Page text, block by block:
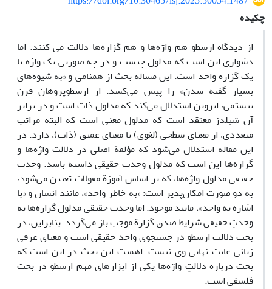
چکیده
از دیدگاه ارسطو هم واژه‌ها و هم گزاره‌ها دلالت می کنند. اما
دشواری این است که مدلول چیست و در چه صورتی یک واژه‌ یا
یک گزاره‌ واحد است. این مساله بحث از همنامی و «به شیوه‌های
بسیار گفته شدن» را پیش می‌کشد. از ارسطوپژوهان قرن
بیستمی، ایروین استدلال می‌کند که مدلول ذات است و در برابرِ
آن شیلدز معتقد است که مدلول معنی است که البته مراتب
متعددی، از معنای سطحی (لغوی) تا معنای عمیق (ذات)، دارد. در
این مقاله استدلال می‌شود که مؤلفة اصلی در دلالتِ واژه‌ها و
گزاره‌ها این است که مدلول وحدت حقیقی داشته باشد. وحدت
حقیقی مدلول واژه‌ها، که بر اساس آموزة مقولات تعیین می‌شود،
به دو صورت امکان‌پذیر است: «به خاطر واحد»، مانند انسان و «با
اشاره به واحد»، مانند موجود. اما وحدت حقیقی مدلولِ گزاره‌ها به
وحدتِ حقیقیِ شرایط صدق گزارة موجِب باز می‌گردد. بنابراین، در
بحث دلالت ارسطو در جستجوی واحد حقیقی است و معنای عرفی
زبانی غایت نهایی وی نیست. اهمیتِ این بحث در این است که
بحث دربارة دلالتِ واژه‌ها یکی از ابزارهای مهمِ ارسطو در بحث
فلسفی است.